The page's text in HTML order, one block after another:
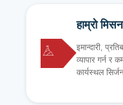
हाम्रो मिसन
इमान्दारी,
व्यापार गर्न र
कार्यस्थल